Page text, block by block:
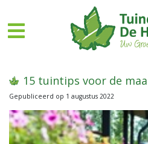
15 tuintips voor de
Gepubliceerd op 1 augustus 2022